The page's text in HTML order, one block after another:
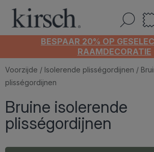
BESPAAR 20% OP
RAAMDECORATIE
Voorzijde / Isolerende plisségordijnen /
plisségordijnen
Bruine isolerende
plisségordijnen